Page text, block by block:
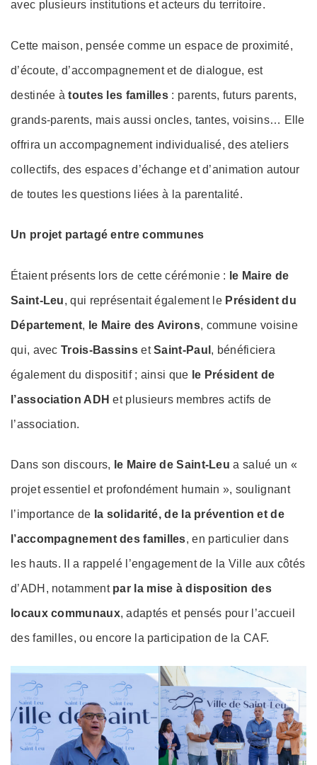
avec plusieurs institutions et acteurs du territoire.
Cette maison, pensée comme un espace de proximité,
d’écoute, d’accompagnement et de dialogue, est
destinée àtoutes les familles : parents, futurs parents,
grands-parents, mais aussi oncles, tantes, voisins… Elle
offrira un accompagnement individualisé, des ateliers
collectifs, des espaces d’échange et d’animation autour
de toutes les questions liées à la parentalité.
Un projet partagé entre communes
Étaient présents lors de cette cérémonie : le Maire de
Saint-Leu, qui représentait également le Président du
Département, le Maire des Avirons, commune voisine
qui, avec Trois-BassinsetSaint-Paul , bénéficiera
également du dispositif ; ainsi que le Président de
l’association ADH et plusieurs membres actifs de
l’association.
Dans son discours, le Maire de Saint-Leu a salué un «
projet essentiel et profondément humain », soulignant
l’importance de la solidarité, de la prévention et de
l’accompagnement des familles, en particulier dans
les hauts. Il a rappelé l’engagement de la Ville aux côtés
d’ADH, notamment par la mise à disposition des
locaux communaux, adaptés et pensés pour l’accueil
des familles, ou encore la participation de la CAF.